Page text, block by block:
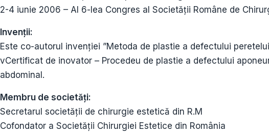
2-4 iunie 2006 – Al 6-lea Congres al Societății Române de
Invenții:
Este co-autorul invenției ”Metoda de plastie a defectului
vCertificat de inovator – Procedeu de plastie a defectului
abdominal.
Membru de societăți:
Secretarul societății de chirurgie estetică din R.M
Cofondator a Societății Chirurgiei Estetice din România